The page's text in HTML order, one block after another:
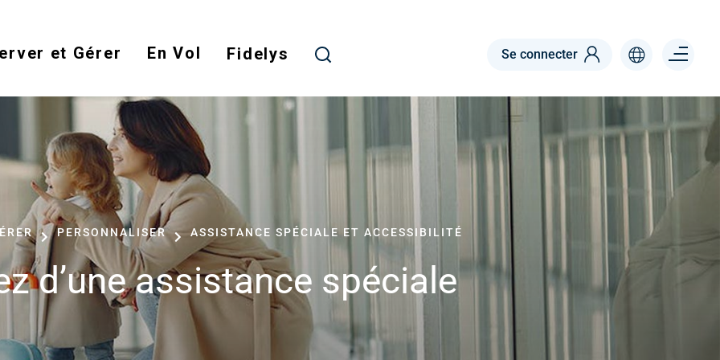
contenu
et Gérer En Vol Fidelys Se connecter Menu right
PERSONNALISER ASSISTANCE SPÉCIALE ET ACCESSIBILITÉ
d’une assistance spéciale